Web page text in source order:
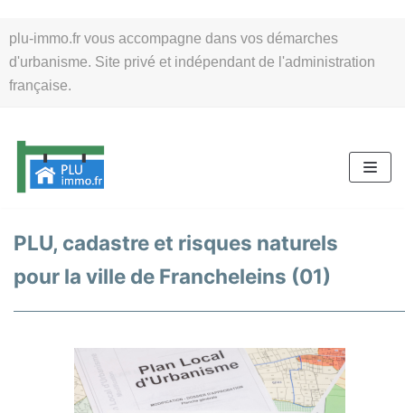
plu-immo.fr vous accompagne dans vos démarches
d'urbanisme. Site privé et indépendant de l'administration
française.
au
contenu
PLU, cadastre et risques naturels
pour la ville de Francheleins (01)